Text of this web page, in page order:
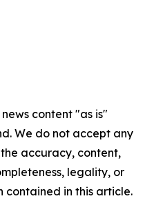
content "as is"
We do not accept any
accuracy, content,
legality, or
in this article.